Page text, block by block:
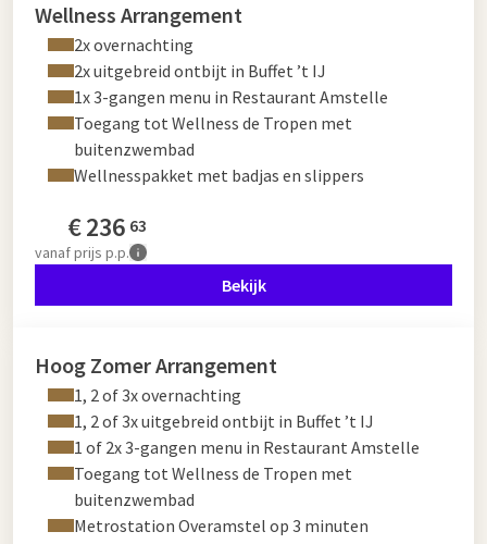
Wellness Arrangement
2x overnachting
2x uitgebreid ontbijt in Buffet ’t IJ
1x 3-gangen menu in Restaurant Amstelle
Toegang tot Wellness de Tropen met
buitenzwembad
Wellnesspakket met badjas en slippers
€236 63
vanafprijs p.p.
Bekijk
Hoog Zomer Arrangement
1, 2 of 3x overnachting
1, 2 of 3x uitgebreid ontbijt in Buffet ’t IJ
1 of 2x 3-gangen menu in Restaurant Amstelle
Toegang tot Wellness de Tropen met
buitenzwembad
Metrostation Overamstel op 3 minuten